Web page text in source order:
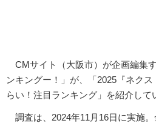
CMサイト（大阪市）が企画編集
ンキングー！」が、「2025『ネク
らい！注目ランキング」を紹介して
調査は、2024年11月16日に実施